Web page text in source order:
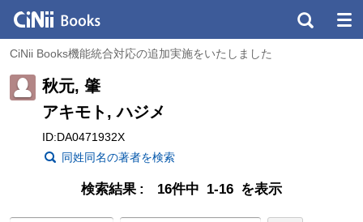
CiNii Books機能統合対応の追加実施をいたしました
秋元, 肇
アキモト, ハジメ
ID:DA0471932X
同姓同名の著者を検索
検索結果 16件中 1-16 を表示